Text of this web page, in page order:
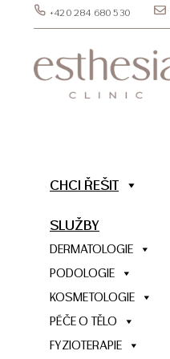
+420 284 680 530
CHCI ŘEŠIT
SLUŽBY
DERMATOLOGIE
PODOLOGIE
KOSMETOLOGIE
PÉČE O TĚLO
FYZIOTERAPIE